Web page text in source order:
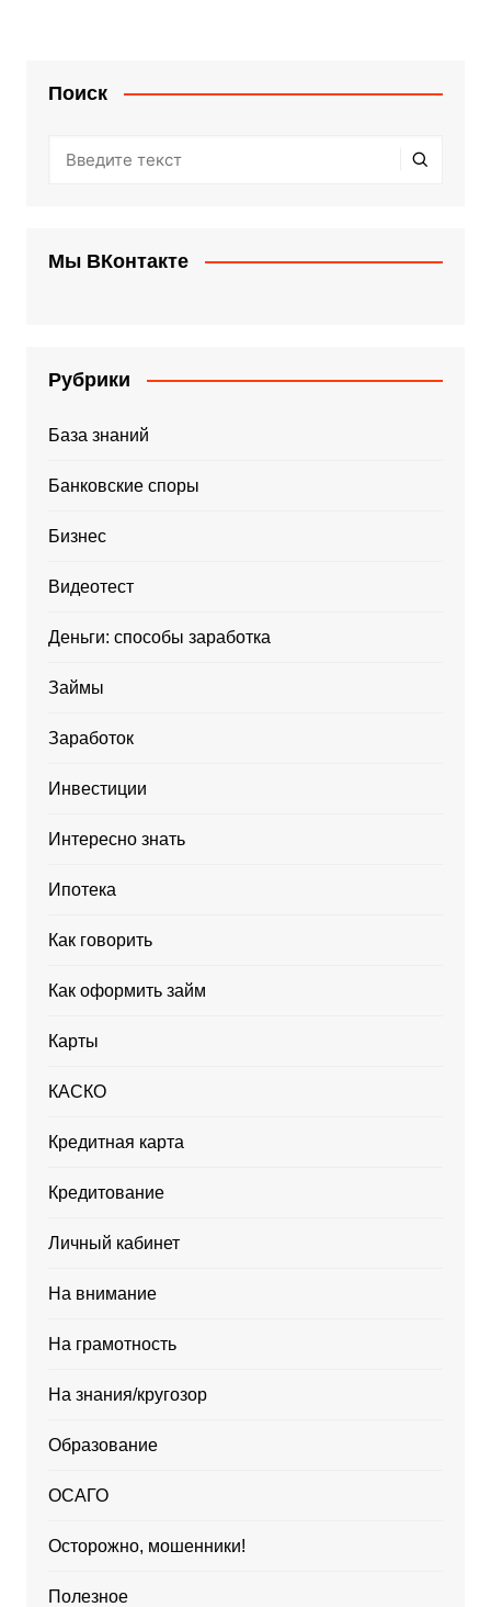
Поиск
Мы ВКонтакте
Рубрики
База знаний
Банковские споры
Бизнес
Видеотест
Деньги: способы заработка
Займы
Заработок
Инвестиции
Интересно знать
Ипотека
Как говорить
Как оформить займ
Карты
КАСКО
Кредитная карта
Кредитование
Личный кабинет
На внимание
На грамотность
На знания/кругозор
Образование
ОСАГО
Осторожно, мошенники!
Полезное